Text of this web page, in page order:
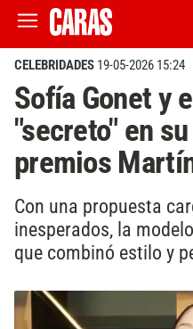
CELEBRIDADES 19-05-2026 15:24
Sofía Gonet y
"secreto" en
premios
Con una propuesta
inesperados, la
que combinó estilo y